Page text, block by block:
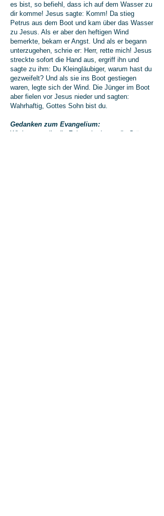
es bist, so befiehl, dass ich auf dem Wasser zu
dir komme! Jesus sagte: Komm! Da stieg
Petrus aus dem Boot und kam über das Wasser
zu Jesus. Als er aber den heftigen Wind
bemerkte, bekam er Angst. Und als er begann
unterzugehen, schrie er: Herr, rette mich! Jesus
streckte sofort die Hand aus, ergriff ihn und
sagte zu ihm: Du Kleingläubiger, warum hast du
gezweifelt? Und als sie ins Boot gestiegen
waren, legte sich der Wind. Die Jünger im Boot
aber fielen vor Jesus nieder und sagten:
Wahrhaftig, Gottes Sohn bist du.
Gedanken zum Evangelium:
Wir kennen alle die Zeiten, in denen die Stürme